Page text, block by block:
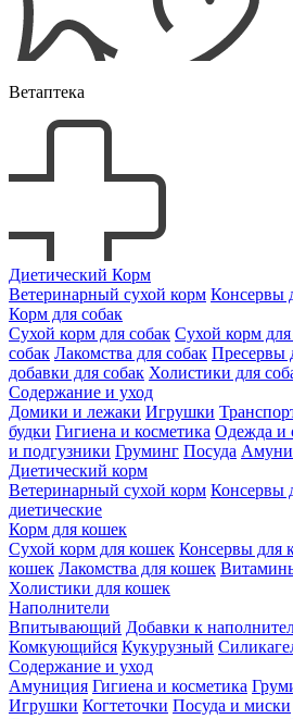
Ветаптека
Диетический Корм
Ветеринарный сухой корм Консервы
Корм для собак
Сухой корм для собак Сухой корм
собак Лакомства для собак Пресервы
добавки для собак Холистики для
Содержание и уход
Домики и лежаки Игрушки
будки Гигиена и косметика Одежда и
и подгузники Груминг Посуда
Диетический корм
Ветеринарный сухой корм Консервы
диетические
Корм для кошек
Сухой корм для кошек Консервы для
кошек Лакомства для кошек
Холистики для кошек
Наполнители
Впитывающий Добавки к
Комкующийся Кукурузный
Содержание и уход
Амуниция Гигиена и косметика
Игрушки Когтеточки Посуда и миски